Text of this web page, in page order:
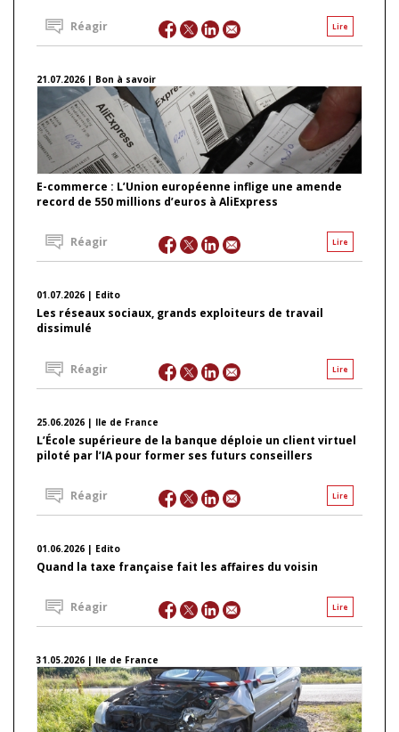
Lire
Réagir
21.07.2026 | Bon à savoir
E-commerce : L’Union européenne inflige une amende
record de 550 millions d’euros à AliExpress
Lire
Réagir
01.07.2026 | Edito
Les réseaux sociaux, grands exploiteurs de travail
dissimulé
Lire
Réagir
25.06.2026 | Ile de France
L’École supérieure de la banque déploie un client virtuel
piloté par l’IA pour former ses futurs conseillers
Lire
Réagir
01.06.2026 | Edito
Quand la taxe française fait les affaires du voisin
Lire
Réagir
31.05.2026 | Ile de France